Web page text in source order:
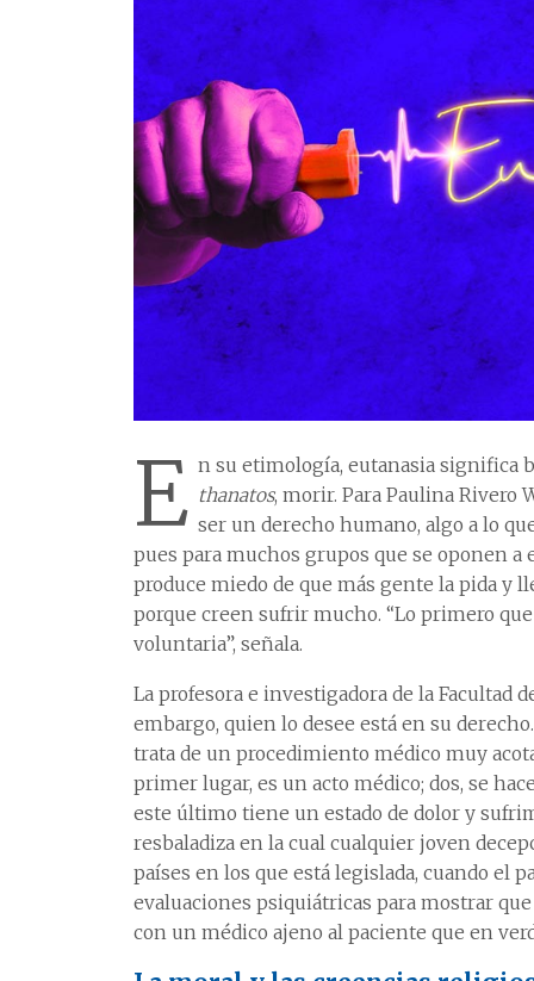
E n su etimología, eutanasia significa
thanatos, morir. Para Paulina Rivero
ser un derecho humano, algo a lo
pues para muchos grupos que se oponen
produce miedo de que más gente la pida
porque creen sufrir mucho. “Lo primero
voluntaria”, señala.
La profesora e investigadora de la Facultad
embargo, quien lo desee está en su
trata de un procedimiento médico muy
primer lugar, es un acto médico; dos, se
este último tiene un estado de dolor y
resbaladiza en la cual cualquier joven
países en los que está legislada, cuando el
evaluaciones psiquiátricas para mostrar
con un médico ajeno al paciente que en